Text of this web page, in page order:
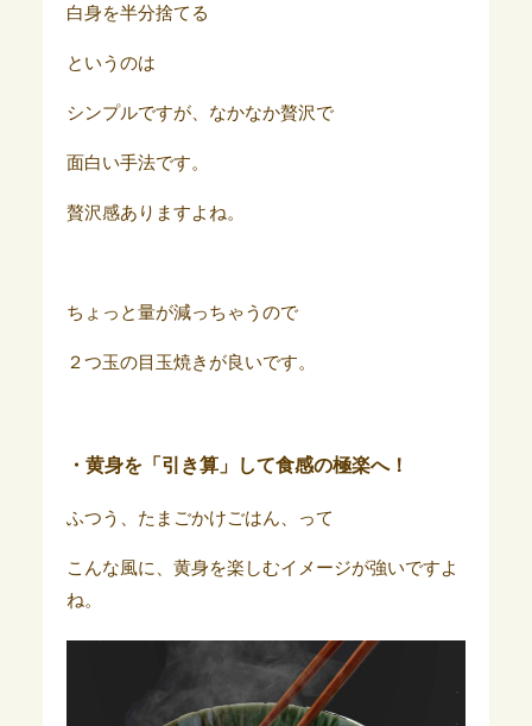
白身を半分捨てる
というのは
シンプルですが、なかなか贅沢で
面白い手法です。
贅沢感ありますよね。
ちょっと量が減っちゃうので
２つ玉の目玉焼きが良いです。
・黄身を「引き算」して食感の極楽へ！
ふつう、たまごかけごはん、って
こんな風に、黄身を楽しむイメージが強いですよ
ね。